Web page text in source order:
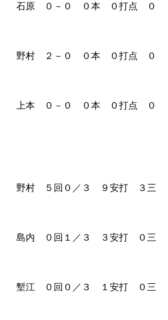
０－０ ０本 ０打点 ０
２－０ ０本 ０打点 ０
０－０ ０本 ０打点 ０
０／３ ９安打 ３三
／３ ３安打 ０三
／３ １安打 ０三